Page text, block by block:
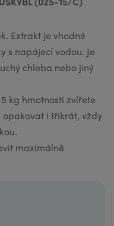
Extrakt je vhodné
s napájecí vodou. Je
chleba nebo jiný
kg hmotnosti zvířete
opakovat i třikrát, vždy
maximálně